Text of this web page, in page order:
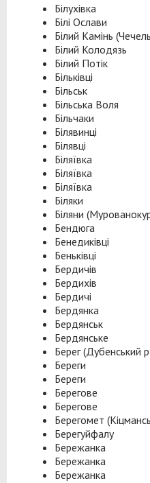
Білухівка
Білі Ослави
Білий Камінь
Білий Колодязь
Білий Потік
Більківці
Більськ
Більська Воля
Більчаки
Білявинці
Білявці
Біляївка
Біляївка
Біляївка
Біляки
Біляни
Бендюга
Бенедиківці
Беньківці
Бердичів
Бердихів
Бердичі
Бердянка
Бердянськ
Бердянське
Берег (Дубенський
Береги
Береги
Берегове
Берегове
Берегомет
Берегуйфалу
Бережанка
Бережанка
Бережанка